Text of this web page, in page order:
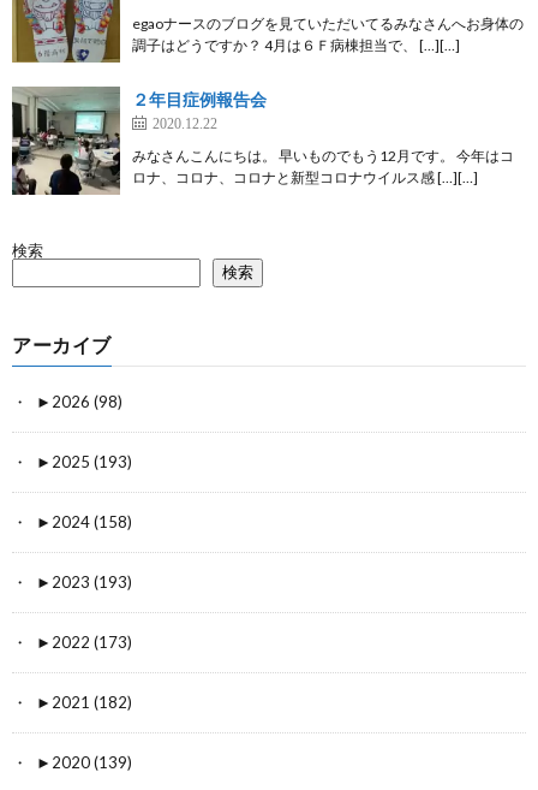
egaoナースのブログを見ていただいてるみなさんへお身体の
調子はどうですか？ 4月は６Ｆ病棟担当で、 […][…]
２年目症例報告会
2020.12.22
みなさんこんにちは。 早いものでもう12月です。 今年はコ
ロナ、コロナ、コロナと新型コロナウイルス感 […][…]
検索
検索
アーカイブ
► 2026 (98)
► 2025 (193)
► 2024 (158)
► 2023 (193)
► 2022 (173)
► 2021 (182)
► 2020 (139)